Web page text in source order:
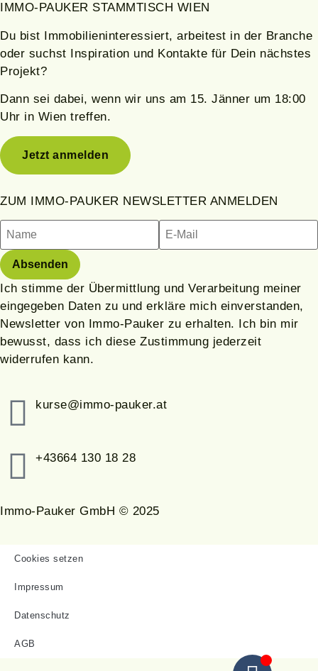
IMMO-PAUKER STAMMTISCH WIEN
Du bist Immobilieninteressiert, arbeitest in der Branche
oder suchst Inspiration und Kontakte für Dein nächstes
Projekt?
Dann sei dabei, wenn wir uns am 15. Jänner um 18:00
Uhr in Wien treffen.
Jetzt anmelden
ZUM IMMO-PAUKER NEWSLETTER ANMELDEN
Ich stimme der Übermittlung und Verarbeitung meiner
eingegeben Daten zu und erkläre mich einverstanden,
Newsletter von Immo-Pauker zu erhalten. Ich bin mir
bewusst, dass ich diese Zustimmung jederzeit
widerrufen kann.
kurse@immo-pauker.at
+43664 130 18 28
Immo-Pauker GmbH © 2025
Cookies setzen
Impressum
Datenschutz
AGB